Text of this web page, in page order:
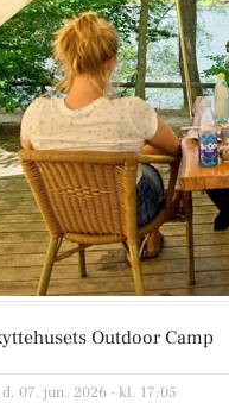
Outdoor Camp
d. 07. jun. 2026 - kl. 17:05